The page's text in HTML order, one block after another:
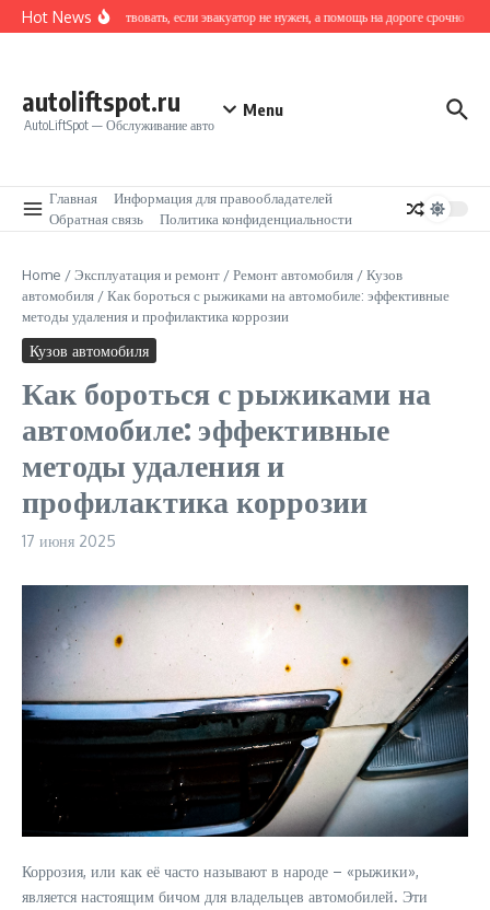
Перейти к содержанию
Hot NewsКак действовать, если эвакуатор не нужен, а помощь на дороге срочно
autoliftspot.ru
AutoLiftSpot — Обслуживание авто
Menu
Главная
Информация для правообладателей
Обратная связь
Политика конфиденциальности
Home /Эксплуатация и ремонт /Ремонт автомобиля /Кузов
автомобиля /Как бороться с рыжиками на автомобиле: эффективные
методы удаления и профилактика коррозии
Кузов автомобиля
Как бороться с рыжиками на
автомобиле: эффективные
методы удаления и
профилактика коррозии
17 июня 2025
Коррозия, или как её часто называют в народе – «рыжики»,
является настоящим бичом для владельцев автомобилей. Эти